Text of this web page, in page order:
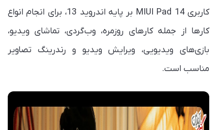
کاربری MIUI Pad 14 بر پایه اندروید 13، برای انجام انواع
کارها از جمله کارهای روزمره، وب‌گردی، تماشای ویدیو،
بازی‌های ویدیویی، ویرایش ویدیو و رندرینگ تصاویر
مناسب است.